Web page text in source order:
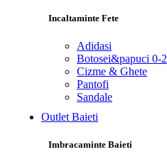
Incaltaminte Fete
Adidasi
Botosei&papuci 0-
Cizme & Ghete
Pantofi
Sandale
Outlet Baieti
Imbracaminte Baieti